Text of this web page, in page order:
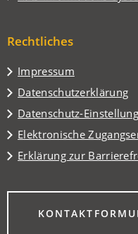
einem
Tab)
neuen
Rechtliches
Impressum
Datenschutzerklärung
Datenschutz-
Elektronische
Erklärung zur
(ÖFFNET